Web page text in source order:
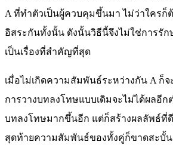
A ที่ทำตัวเป็นผู้ควบคุมขึ้นมา ไม่ว่าใครก็
อิสระกันทั้งนั้น ดังนั้นวิธีนี้จึงไม่ใช่การรั
เป็นเรื่องที่สำคัญที่สุด
เมื่อไม่เกิดความสัมพันธ์ระหว่างกัน A ก็
การวางบทลงโทษแบบเดิมจะไม่ได้ผลอีก
บทลงโทษมากขึ้นอีก แต่ก็สร้างผลลัพธ์ที่
สุดท้ายความสัมพันธ์ของทั้งคู่ก็ขาดสะบั้น